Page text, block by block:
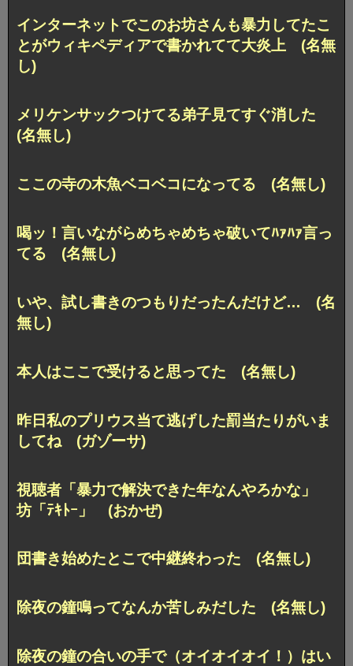
インターネットでこのお坊さんも暴力してたこ
とがウィキペディアで書かれてて大炎上 (名無
し)
メリケンサックつけてる弟子見てすぐ消した
(名無し)
ここの寺の木魚ベコベコになってる (名無し)
喝ッ！言いながらめちゃめちゃ破いてﾊｧﾊｧ言っ
てる (名無し)
いや、試し書きのつもりだったんだけど… (名
無し)
本人はここで受けると思ってた (名無し)
昨日私のプリウス当て逃げした罰当たりがいま
してね (ガゾーサ)
視聴者「暴力で解決できた年なんやろかな」
坊「ﾃｷﾄｰ」 (おかぜ)
団書き始めたとこで中継終わった (名無し)
除夜の鐘鳴ってなんか苦しみだした (名無し)
除夜の鐘の合いの手で（オイオイオイ！）はい